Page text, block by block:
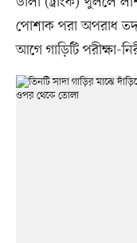
পোশাক পরা অপরাধ
আগে গাড়িটি পরীক্ষা-